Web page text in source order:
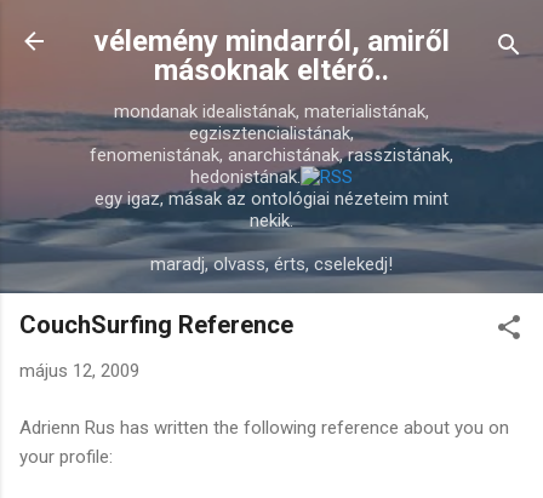
Ugrás a fő tartalomra
vélemény mindarról, amiről
másoknak eltérő..
mondanak idealistának, materialistának,
egzisztencialistának,
fenomenistának, anarchistának, rasszistának,
hedonistának.
egy igaz, másak az ontológiai nézeteim mint
nekik.
maradj, olvass, érts, cselekedj!
CouchSurfing Reference
május 12, 2009
Adrienn Rus has written the following reference about you on
your profile: